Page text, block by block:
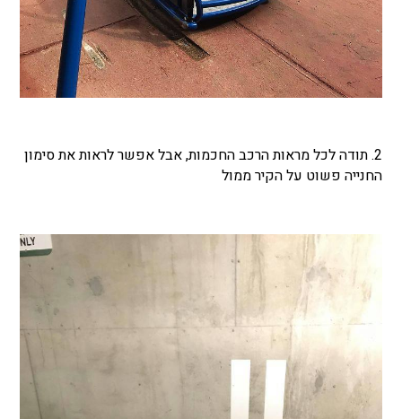
2. תודה לכל מראות הרכב החכמות, אבל אפשר לראות את סימון
החנייה פשוט על הקיר ממול